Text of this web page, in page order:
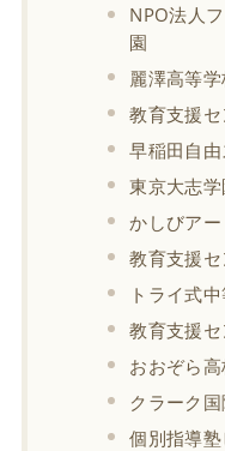
NPO法人
園
麗澤高等
教育支援
早稲田自
東京大志
かしびア
教育支援
トライ式
教育支援
おおぞら
クラーク
個別指導